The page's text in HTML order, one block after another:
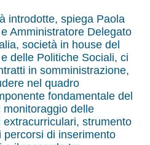
introdotte, spiega Paola
Amministratore Delegato
società in house del
delle Politiche Sociali, ci
in somministrazione,
nel quadro
fondamentale del
delle
strumento
di inserimento